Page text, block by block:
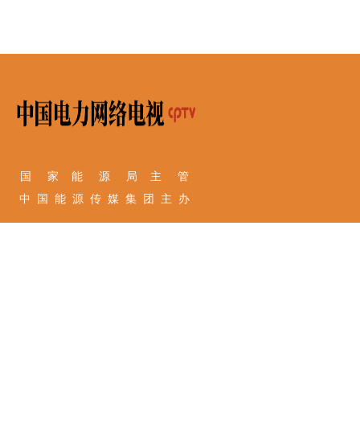
国 家 能 源 局 主 管
中 国 能 源 传 媒 集 团 主 办